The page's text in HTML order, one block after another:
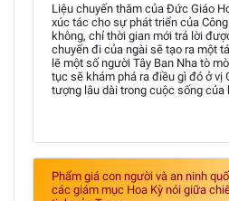
Liệu chuyến thăm của Đức Giáo
xúc tác cho sự phát triển của
không, chỉ thời gian mới trả lời
chuyến đi của ngài sẽ tạo ra một
lẽ một số người Tây Ban Nha tò
tục sẽ khám phá ra điều gì đó ở vị
tượng lâu dài trong cuộc sống của
Phẩm giá con người và an ninh
các giám mục Hoa Kỳ nói giữa